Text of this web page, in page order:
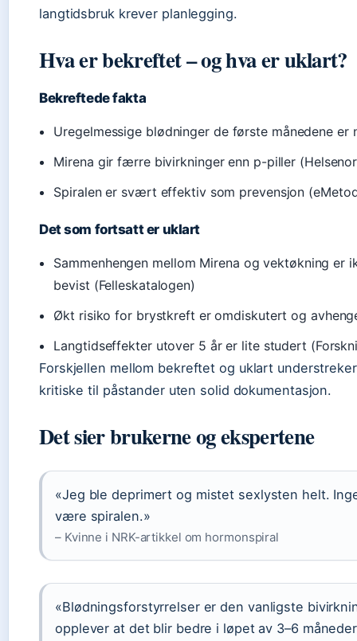
langtidsbruk krever planlegging.
Hva er bekreftet – og hva er uklart?
Bekreftede fakta
Uregelmessige blødninger de første månedene er
Mirena gir færre bivirkninger enn p-piller
Spiralen er svært effektiv som prevensjon
Det som fortsatt er uklart
Sammenhengen mellom Mirena og vektøkning er
bevist (Felleskatalogen)
Økt risiko for brystkreft er omdiskutert og
Langtidseffekter utover 5 år er lite studert
Forskjellen mellom bekreftet og uklart
kritiske til påstander uten solid dokumentasjon.
Det sier brukerne og ekspertene
«Jeg ble deprimert og mistet sexlysten helt.
være spiralen.»
– Kvinne i NRK-artikkel om hormonspiral
«Blødningsforstyrrelser er den vanligste
opplever at det blir bedre i løpet av 3–6